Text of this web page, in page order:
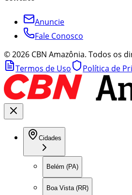
Anuncie
Fale Conosco
©2026 CBN Amazônia. Todos os
Termos de Uso
Política de
Cidades
Belém (PA)
Boa Vista (RR)